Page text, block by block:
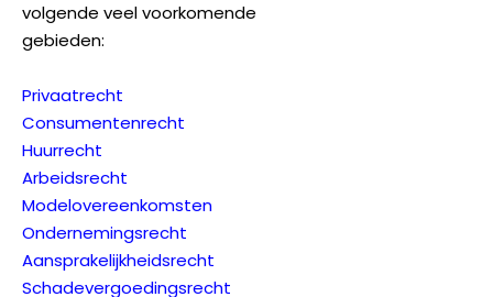
volgende veel voorkomende
gebieden:
Privaatrecht
Consumentenrecht
Huurrecht
Arbeidsrecht
Modelovereenkomsten
Ondernemingsrecht
Aansprakelijkheidsrecht
Schadevergoedingsrecht